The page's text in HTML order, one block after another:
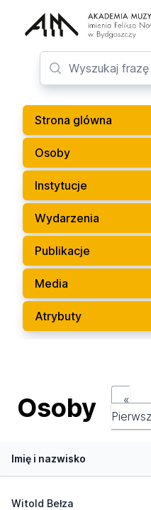
Strona glówna
Osoby
Instytucje
Wydarzenia
Publikacje
Media
Atrybuty
Osoby
«
Imię i nazwisko
Witold Bełza